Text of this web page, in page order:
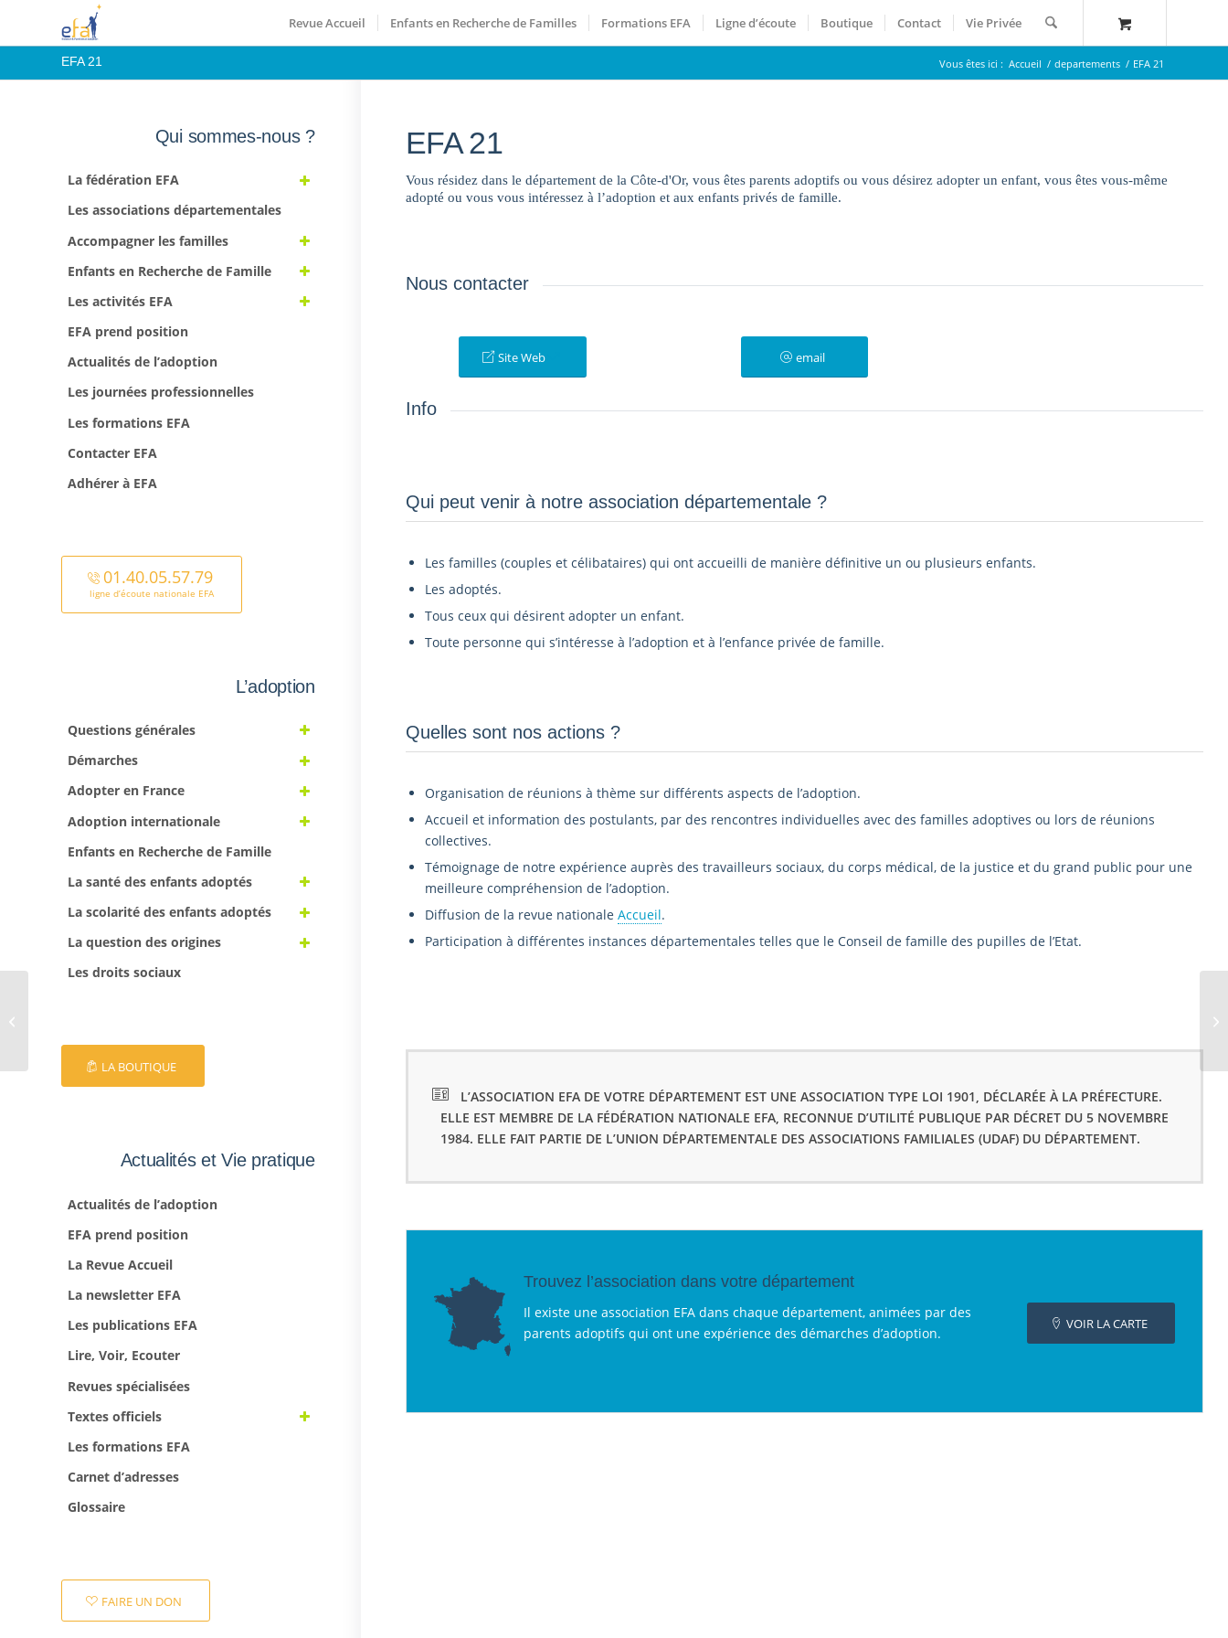
Revue Accueil Enfants en Recherche de Familles Formations EFA Ligne d’écoute Boutique Contact Vie Privée
EFA 21 Vous êtes ici : Accueil / departements / EFA 21
EFA 21
Vous résidez dans le département de la Côte-d'Or, vous êtes parents adoptifs ou vous désirez adopter un enfant, vous êtes vous-même
adopté ou vous vous intéressez à l’adoption et aux enfants privés de famille.
Nous contacter
Site Web email
Info
Qui peut venir à notre association départementale ?­
Les familles (couples et célibataires) qui ont accueilli de manière définitive un ou plusieurs enfants.
Les adoptés.
Tous ceux qui désirent adopter un enfant.
Toute personne qui s’intéresse à l’adoption et à l’enfance privée de famille.
Quelles sont nos actions ?
Organisation de réunions à thème sur différents aspects de l’adoption.
Accueil et information des postulants, par des rencontres individuelles avec des familles adoptives ou lors de réunions
collectives.
Témoignage de notre expérience auprès des travailleurs sociaux, du corps médical, de la justice et du grand public pour une
meilleure compréhension de l’adoption.
Diffusion de la revue nationale Accueil.
Participation à différentes instances départementales telles que le Conseil de famille des pupilles de l’Etat.
L’ASSOCIATION EFA DE VOTRE DÉPARTEMENT EST UNE ASSOCIATION TYPE LOI 1901, DÉCLARÉE À LA PRÉFECTURE.
ELLE EST MEMBRE DE LA FÉDÉRATION NATIONALE EFA, RECONNUE D’UTILITÉ PUBLIQUE PAR DÉCRET DU 5 NOVEMBRE
1984. ELLE FAIT PARTIE DE L’UNION DÉPARTEMENTALE DES ASSOCIATIONS FAMILIALES (UDAF) DU DÉPARTEMENT.
Trouvez l’association dans votre département
Il existe une association EFA dans chaque département, animées par des
parents adoptifs qui ont une expérience des démarches d’adoption.
VOIR LA CARTE
Qui sommes-nous ?
La fédération EFA
Les associations départementales
Accompagner les familles
Enfants en Recherche de Famille
Les activités EFA
EFA prend position
Actualités de l’adoption
Les journées professionnelles
Les formations EFA
Contacter EFA
Adhérer à EFA
01.40.05.57.79
ligne d’écoute nationale EFA
L’adoption
Questions générales
Démarches
Adopter en France
Adoption internationale
Enfants en Recherche de Famille
La santé des enfants adoptés
La scolarité des enfants adoptés
La question des origines
Les droits sociaux
LA BOUTIQUE
Actualités et Vie pratique
Actualités de l’adoption
EFA prend position
La Revue Accueil
La newsletter EFA
Les publications EFA
Lire, Voir, Ecouter
Revues spécialisées
Textes officiels
Les formations EFA
Carnet d’adresses
Glossaire
FAIRE UN DON